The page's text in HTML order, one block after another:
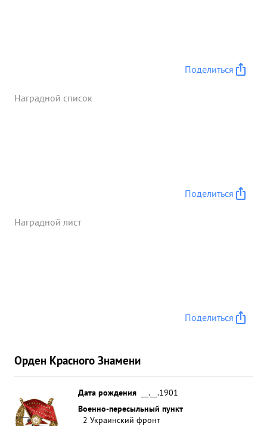
борьбу бригада т БРОВАРНИКА быстро и точно
инструментальной разведки, хорошо решала
Поделиться
Наградной список
Поделиться
Наградной лист
Поделиться
Орден Красного Знамени
Дата рождения
__.__.1901
Военно-пересыльный пункт
2 Украинский фронт